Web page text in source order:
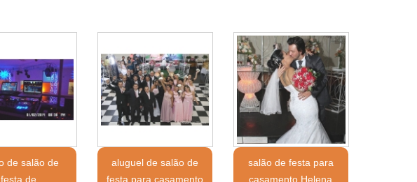
de salão de
festa de
aluguel de salão de
festa para casamento
salão de festa para
casamento Helena